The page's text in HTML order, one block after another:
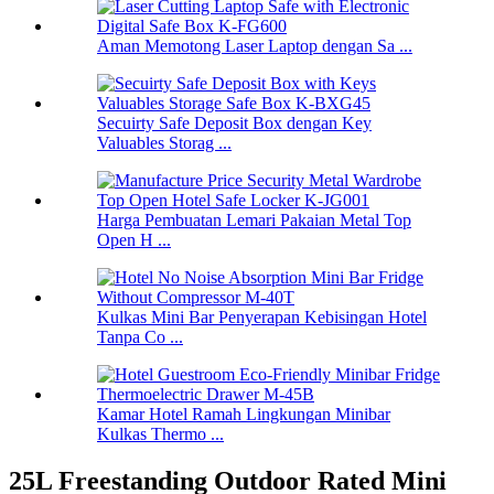
Aman Memotong Laser Laptop dengan Sa ...
Secuirty Safe Deposit Box dengan Key
Valuables Storag ...
Harga Pembuatan Lemari Pakaian Metal Top
Open H ...
Kulkas Mini Bar Penyerapan Kebisingan Hotel
Tanpa Co ...
Kamar Hotel Ramah Lingkungan Minibar
Kulkas Thermo ...
25L Freestanding Outdoor Rated Mini